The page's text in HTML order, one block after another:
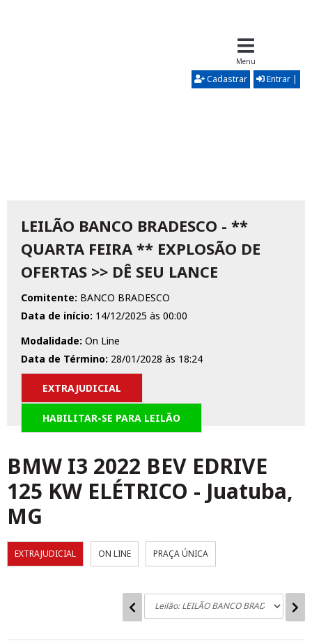
Menu
Cadastrar Entrar |
LEILÃO BANCO BRADESCO - **
QUARTA FEIRA ** EXPLOSÃO DE
OFERTAS >> DÊ SEU LANCE
Comitente: BANCO BRADESCO
Data de início: 14/12/2025 às 00:00
Modalidade: On Line
Data de Término: 28/01/2028 às 18:24
EXTRAJUDICIAL
HABILITAR-SE PARA LEILÃO
BMW I3 2022 BEV EDRIVE
125 KW ELÉTRICO - Juatuba,
MG
EXTRAJUDICIAL ON LINE PRAÇA ÚNICA